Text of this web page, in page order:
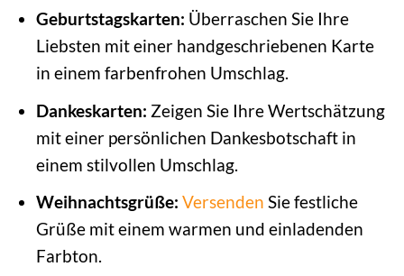
Geburtstagskarten: Überraschen Sie Ihre
Liebsten mit einer handgeschriebenen Karte
in einem farbenfrohen Umschlag.
Dankeskarten: Zeigen Sie Ihre Wertschätzung
mit einer persönlichen Dankesbotschaft in
einem stilvollen Umschlag.
Weihnachtsgrüße: Versenden Sie festliche
Grüße mit einem warmen und einladenden
Farbton.